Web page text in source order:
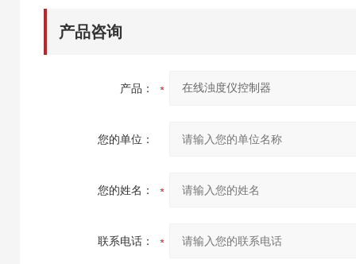
产品咨询
产品：
您的单位：
您的姓名：
联系电话：